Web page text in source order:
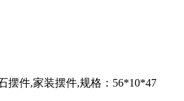
摆件,家装摆件,规格：56*10*47